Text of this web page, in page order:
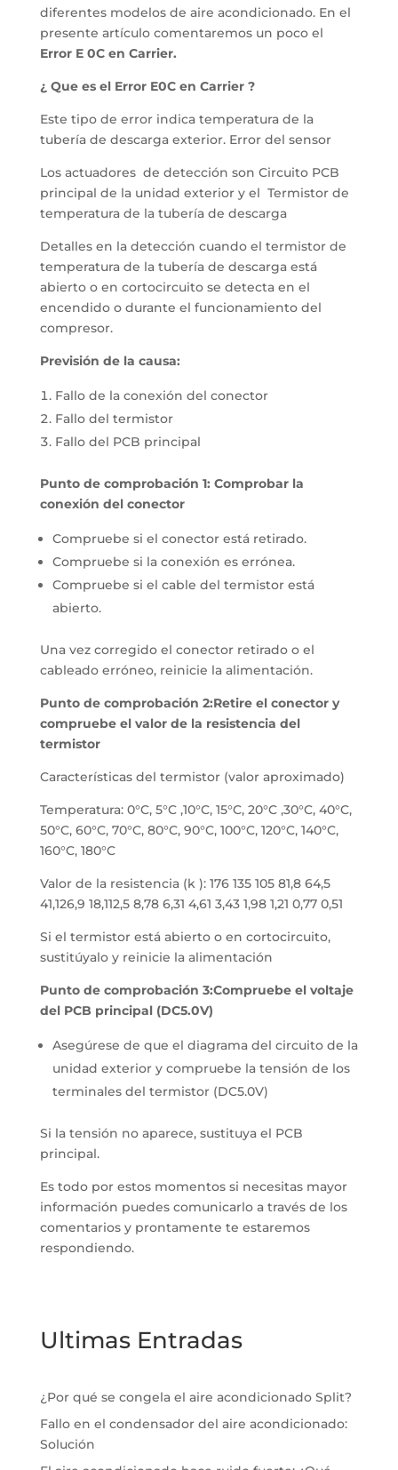
diferentes modelos de aire acondicionado. En el
presente artículo comentaremos un poco el
Error E 0C en Carrier.
¿ Que es el Error E0C en Carrier ?
Este tipo de error indica temperatura de la
tubería de descarga exterior. Error del sensor
Los actuadores de detección son Circuito PCB
principal de la unidad exterior y el Termistor de
temperatura de la tubería de descarga
Detalles en la detección cuando el termistor de
temperatura de la tubería de descarga está
abierto o en cortocircuito se detecta en el
encendido o durante el funcionamiento del
compresor.
Previsión de la causa:
Fallo de la conexión del conector
Fallo del termistor
Fallo del PCB principal
Punto de comprobación 1: Comprobar la
conexión del conector
Compruebe si el conector está retirado.
Compruebe si la conexión es errónea.
Compruebe si el cable del termistor está
abierto.
Una vez corregido el conector retirado o el
cableado erróneo, reinicie la alimentación.
Punto de comprobación 2:Retire el conector y
compruebe el valor de la resistencia del
termistor
Características del termistor (valor aproximado)
Temperatura: 0°C, 5°C ,10°C, 15°C, 20°C ,30°C, 40°C,
50°C, 60°C, 70°C, 80°C, 90°C, 100°C, 120°C, 140°C,
160°C, 180°C
Valor de la resistencia (k ): 176 135 105 81,8 64,5
41,126,9 18,112,5 8,78 6,31 4,61 3,43 1,98 1,21 0,77 0,51
Si el termistor está abierto o en cortocircuito,
sustitúyalo y reinicie la alimentación
Punto de comprobación 3:Compruebe el voltaje
del PCB principal (DC5.0V)
Asegúrese de que el diagrama del circuito de la
unidad exterior y compruebe la tensión de los
terminales del termistor (DC5.0V)
Si la tensión no aparece, sustituya el PCB
principal.
Es todo por estos momentos si necesitas mayor
información puedes comunicarlo a través de los
comentarios y prontamente te estaremos
respondiendo.
Ultimas Entradas
¿Por qué se congela el aire acondicionado Split?
Fallo en el condensador del aire acondicionado:
Solución